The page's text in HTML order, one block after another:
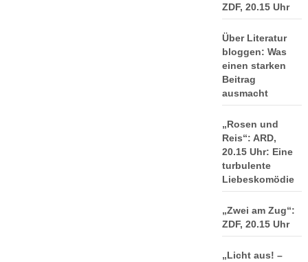
ZDF, 20.15 Uhr
Über Literatur
bloggen: Was
einen starken
Beitrag
ausmacht
„Rosen und
Reis“: ARD,
20.15 Uhr: Eine
turbulente
Liebeskomödie
„Zwei am Zug“:
ZDF, 20.15 Uhr
„Licht aus! –